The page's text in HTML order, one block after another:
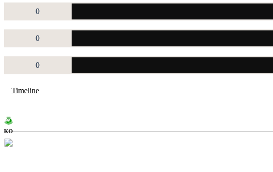
0
0
0
Timeline
KO